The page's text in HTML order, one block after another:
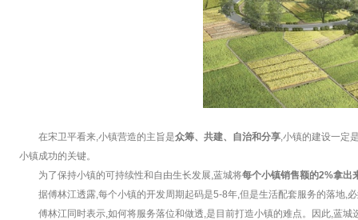
在宋卫平看来,小镇营造的主旨是众筹、共建、自治和分享,小镇的建设一定
小镇成功的关键。
为了保持小镇的可持续性和自由生长发展,蓝城将每个小镇销售额的2%拿出
据傅林江透露,每个小镇的开发周期起码是5-8年,但是生活配套服务的落地,
傅林江同时表示,如何将服务落位和做透,是目前打造小镇的难点。因此,蓝